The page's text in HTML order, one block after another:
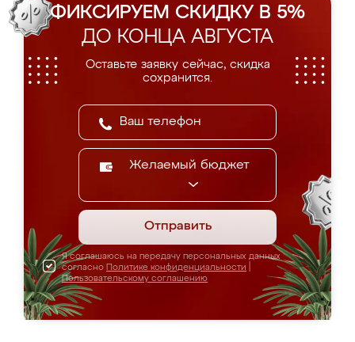
ФИКСИРУЕМ СКИДКУ В 5%
ДО КОНЦА АВГУСТА
Оставьте заявку сейчас, скидка
сохранится.
Желаемый бюджет
Отправить
Я соглашаюсь на передачу персональных данных
согласно Политике конфиденциальности
Пользовательскому соглашению